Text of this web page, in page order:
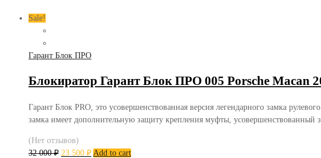
Sale!
Гарант Блок ПРО
Блокиратор Гарант Блок ПРО 005 Porsche Macan
Гарант Блок PRO, это усовершенствованная версия легендарного замка
замка имеет дополнительную защиту крепления муфты, усовершенствованный
(Нет отзывов)
32 000₽ 23 500 ₽ Add to cart